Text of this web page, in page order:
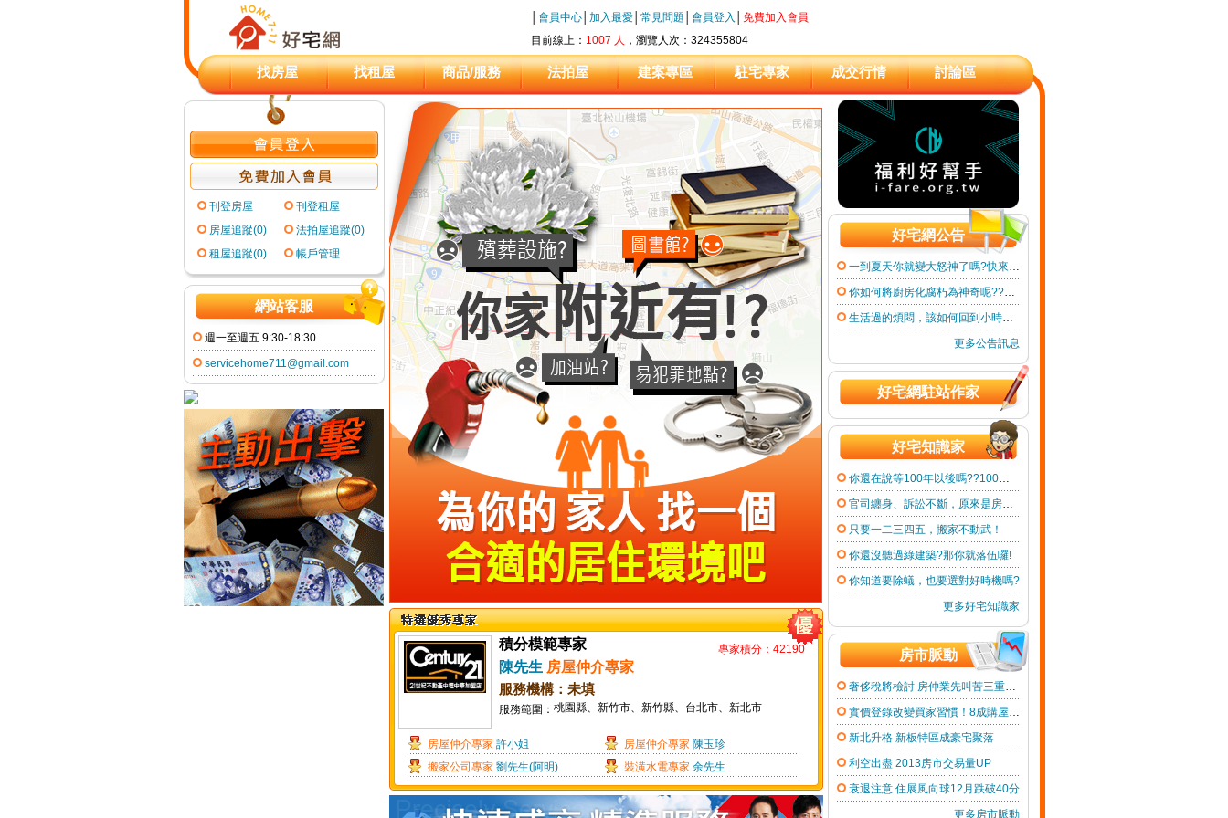
目前線上： 1007 人 ，瀏覽人次：324355804
會員中心│ 加入最愛│ 常見問題 會員登入 免費加入會員
找房屋 找租屋 商品/服務 法拍屋 建案專區 駐宅專家 成交行情 討論區
刊登房屋
刊登租屋
房屋追蹤(0)
法拍屋追蹤(0)
租屋追蹤(0)
帳戶管理
網站客服
週一至週五 9:30-18:30
servicehome711@gmail.com
積分模範專家
陳先生 房屋仲介專家
專家積分：42190
服務機構：未填
服務範圍： 桃園縣、新竹市、新竹縣、台北市、新北市
房屋仲介專家 許小姐 房屋仲介專家 陳玉珍
搬家公司專家 劉先生(阿明) 裝潢水電專家 余先生
好宅網公告
一到夏天你就變大怒神了嗎?快來請涼爽入你家吧~【好宅網第92期電子報徵文】
你如何將廚房化腐朽為神奇呢??打造廚房文～第８９期電子報徵的就是你！
生活過的煩悶，該如何回到小時候的單純？～～好宅網第88期電子報徵文
更多公告訊息
好宅網駐站作家
好宅知識家
你還在說等100年以後嗎??100年桌布來囉!!!! 建國百年阿宅桌布限時下載中
官司纏身、訴訟不斷，原來是房屋耍無賴!?
只要一二三四五，搬家不動武！
你還沒聽過綠建築?那你就落伍囉!
你知道要除蟻，也要選對好時機嗎?
更多好宅知識家
房市脈動
奢侈稅將檢討 房仲業先叫苦三重蘆洲買屋賣屋租屋阿旺達人
實價登錄改變買家習慣！8成購屋者搶進五熱區 阿旺達人 三重買屋賣屋
新北升格 新板特區成豪宅聚落
利空出盡 2013房市交易量UP
衰退注意 住展風向球12月跌破40分
更多房市脈動